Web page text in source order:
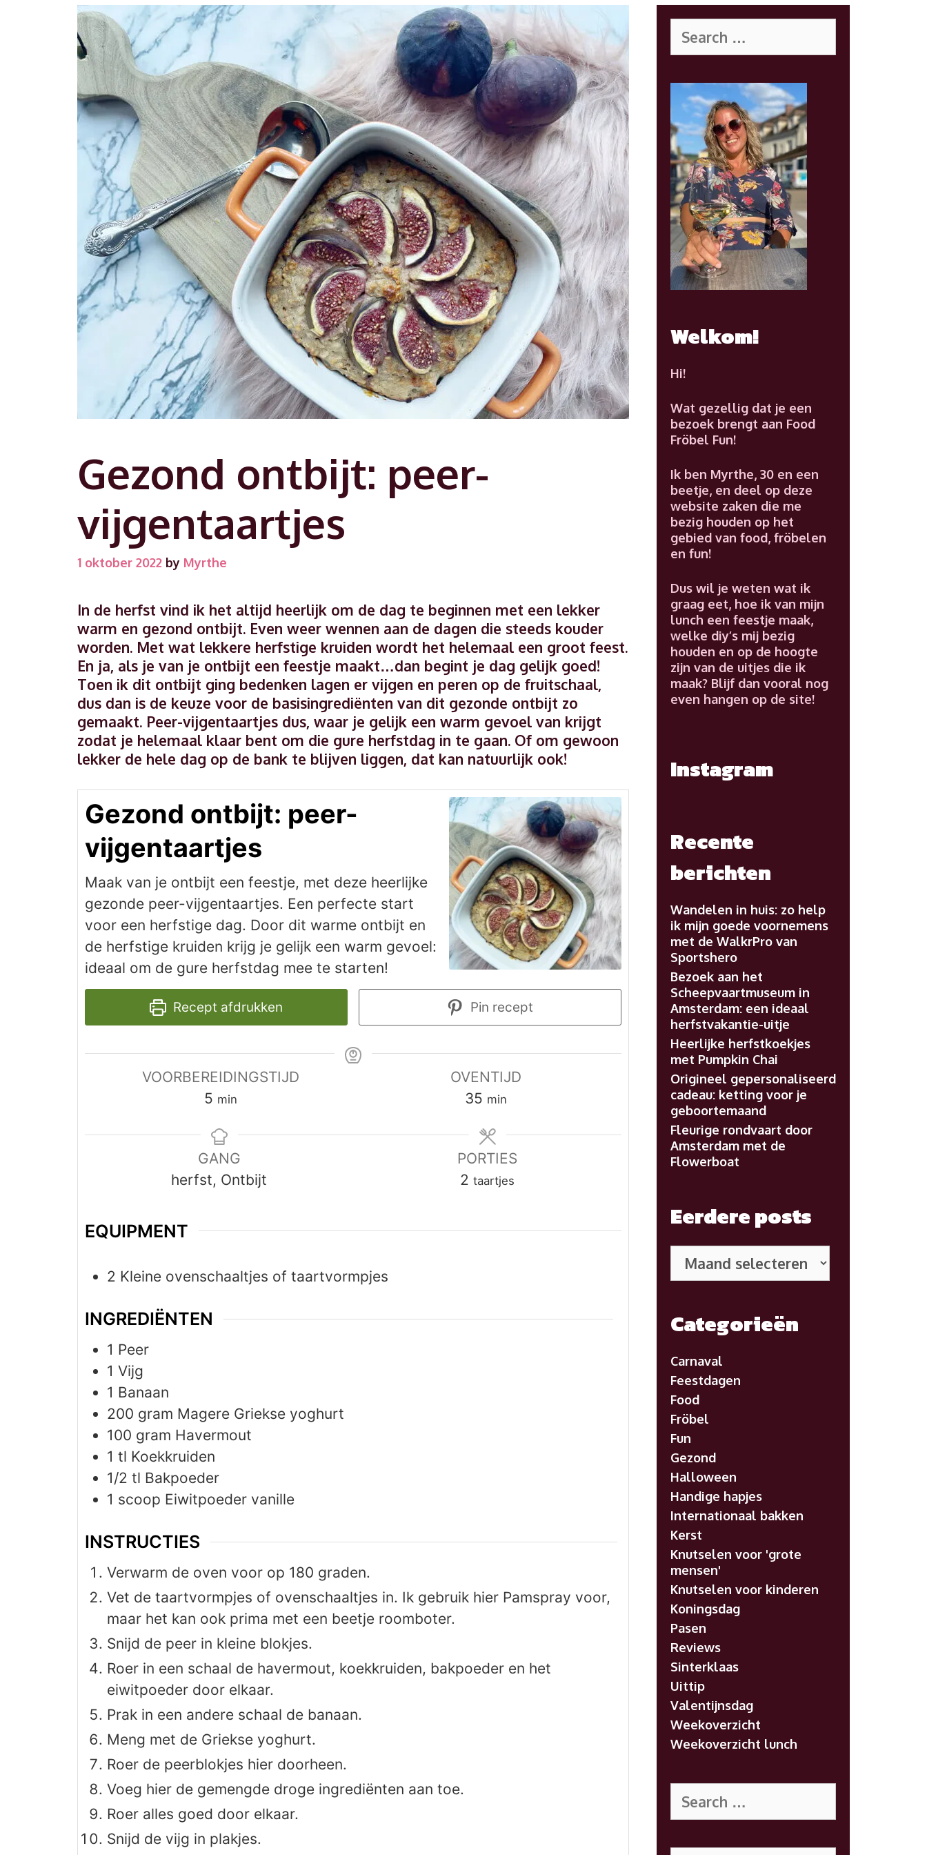
Gezond ontbijt: peer-
vijgentaartjes
1 oktober 2022 by Myrthe
In de herfst vind ik het altijd heerlijk om de dag te beginnen met een lekker
warm en gezond ontbijt. Even weer wennen aan de dagen die steeds kouder
worden. Met wat lekkere herfstige kruiden wordt het helemaal een groot feest.
En ja, als je van je ontbijt een feestje maakt…dan begint je dag gelijk goed!
Toen ik dit ontbijt ging bedenken lagen er vijgen en peren op de fruitschaal,
dus dan is de keuze voor de basisingrediënten van dit gezonde ontbijt zo
gemaakt. Peer-vijgentaartjes dus, waar je gelijk een warm gevoel van krijgt
zodat je helemaal klaar bent om die gure herfstdag in te gaan. Of om gewoon
lekker de hele dag op de bank te blijven liggen, dat kan natuurlijk ook!
Gezond ontbijt: peer-
vijgentaartjes
Maak van je ontbijt een feestje, met deze heerlijke
gezonde peer-vijgentaartjes. Een perfecte start
voor een herfstige dag. Door dit warme ontbijt en
de herfstige kruiden krijg je gelijk een warm gevoel:
ideaal om de gure herfstdag mee te starten!
Recept afdrukken Pin recept
VOORBEREIDINGSTIJD
5 minuten
min
OVENTIJD
35minuten
min
GANG
herfst, Ontbijt
PORTIES
2 taartjes
EQUIPMENT
2 Kleine ovenschaaltjes of taartvormpjes
INGREDIËNTEN
1 Peer
1 Vijg
1 Banaan
200 gram Magere Griekse yoghurt
100 gram Havermout
1 tl Koekkruiden
1/2 tl Bakpoeder
1 scoop Eiwitpoeder vanille
INSTRUCTIES
Verwarm de oven voor op 180 graden.
Vet de taartvormpjes of ovenschaaltjes in. Ik gebruik hier Pamspray voor,
maar het kan ook prima met een beetje roomboter.
Snijd de peer in kleine blokjes.
Roer in een schaal de havermout, koekkruiden, bakpoeder en het
eiwitpoeder door elkaar.
Prak in een andere schaal de banaan.
Meng met de Griekse yoghurt.
Roer de peerblokjes hier doorheen.
Voeg hier de gemengde droge ingrediënten aan toe.
Roer alles goed door elkaar.
Snijd de vijg in plakjes.
for:
Welkom!
Hi!
Wat gezellig dat je een
bezoek brengt aan Food
Fröbel Fun!
Ik ben Myrthe, 30 en een
beetje, en deel op deze
website zaken die me
bezig houden op het
gebied van food, fröbelen
en fun!
Dus wil je weten wat ik
graag eet, hoe ik van mijn
lunch een feestje maak,
welke diy’s mij bezig
houden en op de hoogte
zijn van de uitjes die ik
maak? Blijf dan vooral nog
even hangen op de site!
Instagram
Recente
berichten
Wandelen in huis: zo help
ik mijn goede voornemens
met de WalkrPro van
Sportshero
Bezoek aan het
Scheepvaartmuseum in
Amsterdam: een ideaal
herfstvakantie-uitje
Heerlijke herfstkoekjes
met Pumpkin Chai
Origineel gepersonaliseerd
cadeau: ketting voor je
geboortemaand
Fleurige rondvaart door
Amsterdam met de
Flowerboat
Eerdere posts
posts
Categorieën
Carnaval
Feestdagen
Food
Fröbel
Fun
Gezond
Halloween
Handige hapjes
Internationaal bakken
Kerst
Knutselen voor 'grote
mensen'
Knutselen voor kinderen
Koningsdag
Pasen
Reviews
Sinterklaas
Uittip
Valentijnsdag
Weekoverzicht
Weekoverzicht lunch
for: